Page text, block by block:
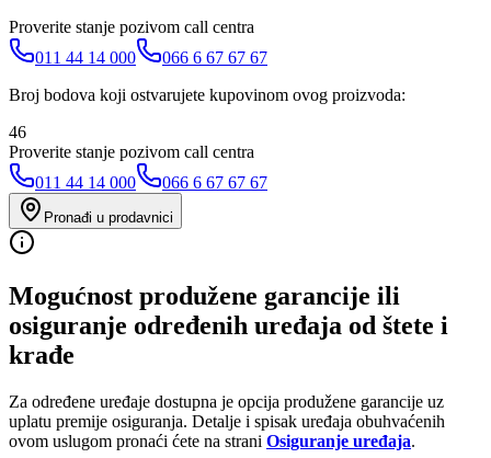
Proverite stanje pozivom call centra
011 44 14 000
066 6 67 67 67
Broj bodova koji ostvarujete kupovinom ovog proizvoda:
46
Proverite stanje pozivom call centra
011 44 14 000
066 6 67 67 67
Pronađi u prodavnici
Mogućnost produžene garancije ili
osiguranje određenih uređaja od štete i
krađe
Za određene uređaje dostupna je opcija produžene garancije uz
uplatu premije osiguranja. Detalje i spisak uređaja obuhvaćenih
ovom uslugom pronaći ćete na strani Osiguranje uređaja.